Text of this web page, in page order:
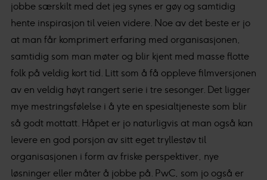
jobbe særskilt med det jeg synes er gøy og samtidig
hente inspirasjon til veien videre. Noe av det beste er jo
at man får komprimert erfaring med organisasjonen,
samtidig som man møter og blir kjent med masse flotte
folk på veldig kort tid. Litt som å få oppleve filmversjonen
av en veldig høyt rangert serie i tre sesonger. Det ligger
mye mestringsfølelse i å yte en spesialtjeneste som blir
så godt mottatt. Håpet er jo naturligvis at man også kan
levere en god porsjon av sitt eget tryllestøv til
organisasjonen i form av friske perspektiver, nye
løsninger eller måter å jobbe på. PwC, som jo også er